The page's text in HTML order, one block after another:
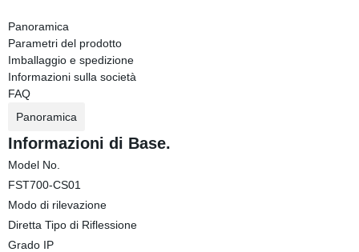
Panoramica
Parametri del prodotto
Imballaggio e spedizione
Informazioni sulla società
FAQ
Panoramica
Informazioni di Base.
Model No.
FST700-CS01
Modo di rilevazione
Diretta Tipo di Riflessione
Grado IP